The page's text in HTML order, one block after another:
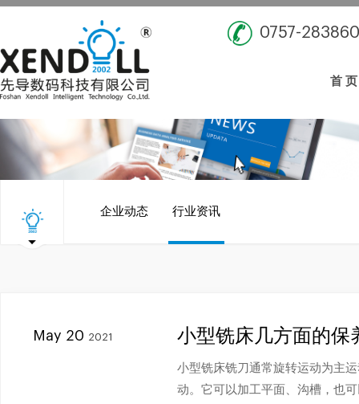
0757-
首 页
企业动态 行业资讯
May 20 2021 小型铣床几方面的保
小型铣床铣刀通常旋转运动为主
动。它可以加工平面、沟槽，也